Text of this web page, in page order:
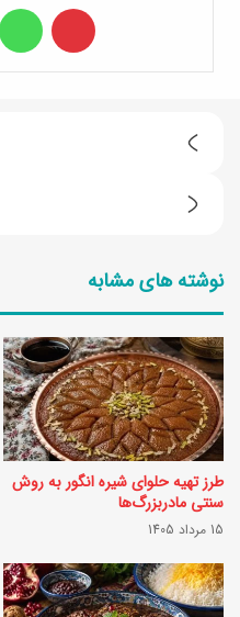
ط
ز
ت
ه
ی
ه
ن
ق
ل
خ
ا
نوشته های مشابه
طرز تهیه حلوای شیره انگور به روش
سنتی مادربزرگ‌ها
15 مرداد 1405